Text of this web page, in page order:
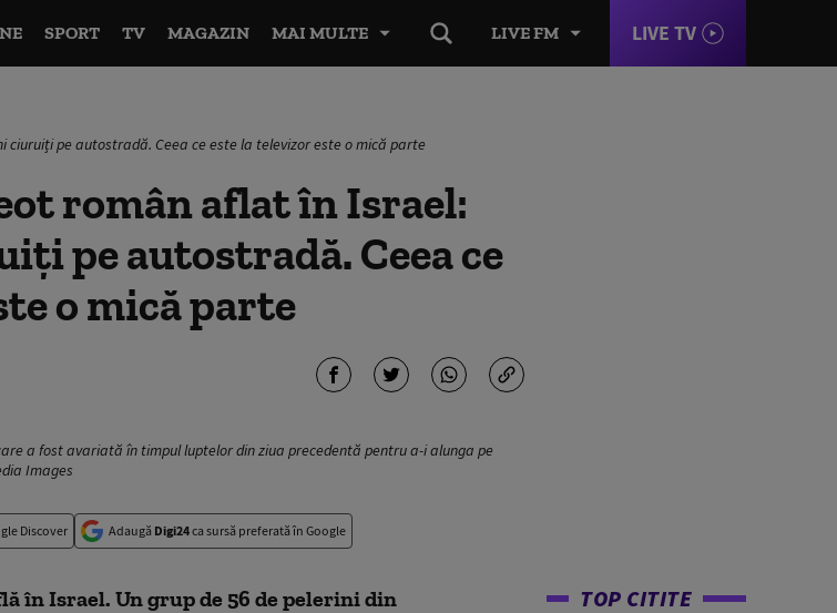
LIVE FM LIVE TV
SPORT TV MAGAZIN MAI MULTE
pe autostradă. Ceea ce este la televizor este o mică parte
român aflat în Israel:
pe autostradă. Ceea ce
o mică parte
a fost avariată în timpul luptelor din ziua precedentă pentru a-i alunga pe
Images
Discover Adaugă Digi24ca sursă preferată în Google
în Israel. Un grup de 56 de pelerini din
TOP CITITE